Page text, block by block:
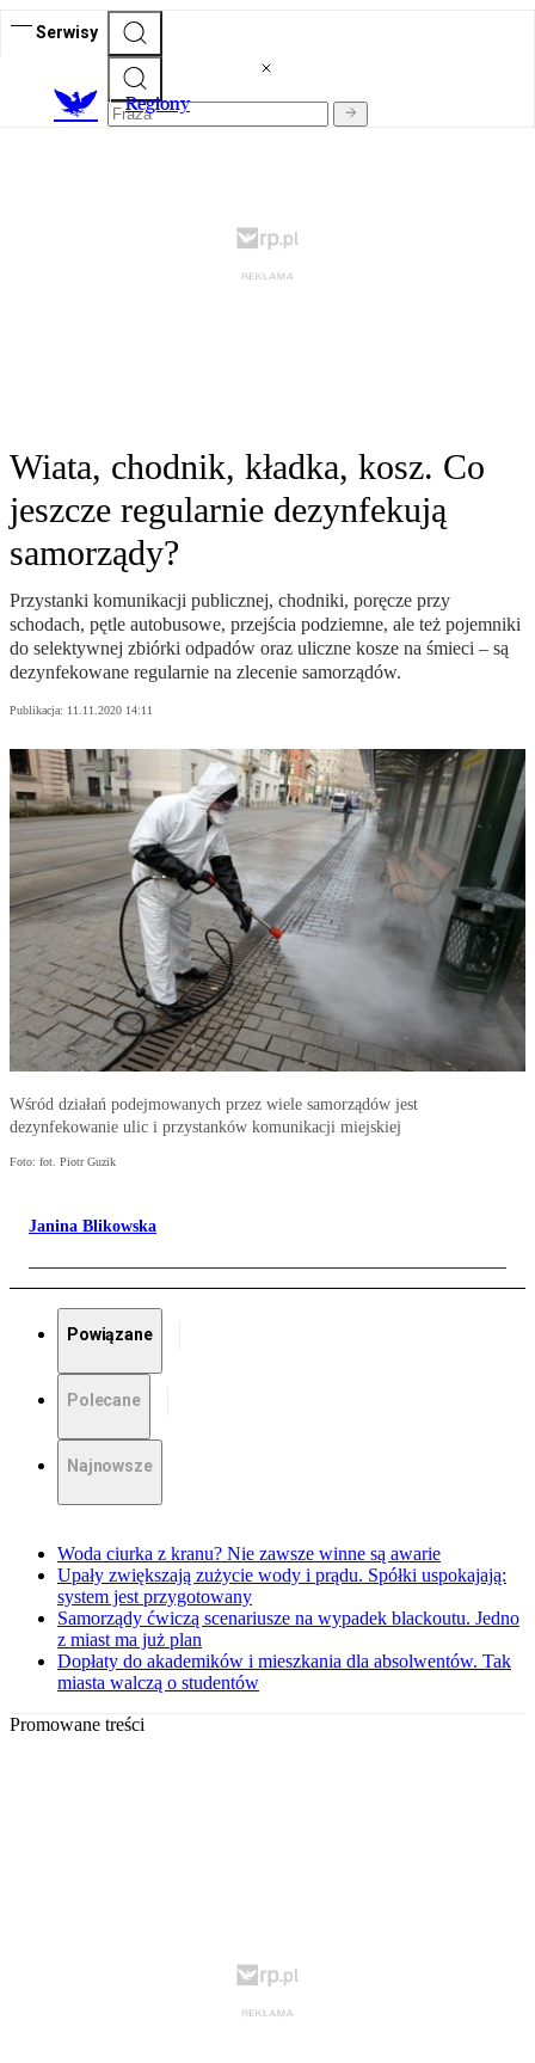
Serwisy
Regiony
Wiata, chodnik, kładka, kosz. Co
jeszcze regularnie dezynfekują
samorządy?
Przystanki komunikacji publicznej, chodniki, poręcze przy
schodach, pętle autobusowe, przejścia podziemne, ale też pojemniki
do selektywnej zbiórki odpadów oraz uliczne kosze na śmieci – są
dezynfekowane regularnie na zlecenie samorządów.
Publikacja: 11.11.2020 14:11
Wśród działań podejmowanych przez wiele samorządów jest
dezynfekowanie ulic i przystanków komunikacji miejskiej
Foto: fot. Piotr Guzik
Janina Blikowska
Powiązane
Polecane
Najnowsze
Woda ciurka z kranu? Nie zawsze winne są awarie
Upały zwiększają zużycie wody i prądu. Spółki uspokajają:
system jest przygotowany
Samorządy ćwiczą scenariusze na wypadek blackoutu. Jedno
z miast ma już plan
Dopłaty do akademików i mieszkania dla absolwentów. Tak
miasta walczą o studentów
Promowane treści